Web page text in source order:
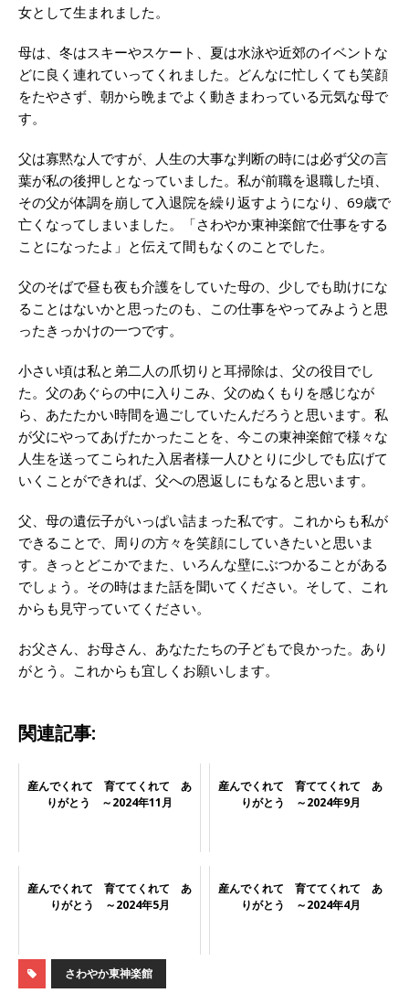
女として生まれました。
母は、冬はスキーやスケート、夏は水泳や近郊のイベントな
どに良く連れていってくれました。どんなに忙しくても笑顔
をたやさず、朝から晩までよく動きまわっている元気な母で
す。
父は寡黙な人ですが、人生の大事な判断の時には必ず父の言
葉が私の後押しとなっていました。私が前職を退職した頃、
その父が体調を崩して入退院を繰り返すようになり、69歳で
亡くなってしまいました。「さわやか東神楽館で仕事をする
ことになったよ」と伝えて間もなくのことでした。
父のそばで昼も夜も介護をしていた母の、少しでも助けにな
ることはないかと思ったのも、この仕事をやってみようと思
ったきっかけの一つです。
小さい頃は私と弟二人の爪切りと耳掃除は、父の役目でし
た。父のあぐらの中に入りこみ、父のぬくもりを感じなが
ら、あたたかい時間を過ごしていたんだろうと思います。私
が父にやってあげたかったことを、今この東神楽館で様々な
人生を送ってこられた入居者様一人ひとりに少しでも広げて
いくことができれば、父への恩返しにもなると思います。
父、母の遺伝子がいっぱい詰まった私です。これからも私が
できることで、周りの方々を笑顔にしていきたいと思いま
す。きっとどこかでまた、いろんな壁にぶつかることがある
でしょう。その時はまた話を聞いてください。そして、これ
からも見守っていてください。
お父さん、お母さん、あなたたちの子どもで良かった。あり
がとう。これからも宜しくお願いします。
関連記事:
産んでくれて 育ててくれて あ
りがとう ～2024年11月
産んでくれて 育ててくれて あ
りがとう ～2024年9月
産んでくれて 育ててくれて あ
りがとう ～2024年5月
産んでくれて 育ててくれて あ
りがとう ～2024年4月
さわやか東神楽館